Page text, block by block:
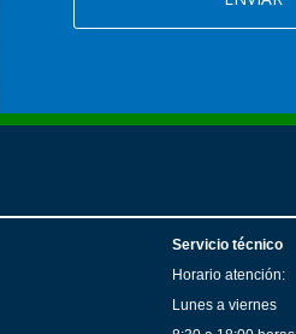
Servicio técnico
Horario atención:
Lunes a viernes